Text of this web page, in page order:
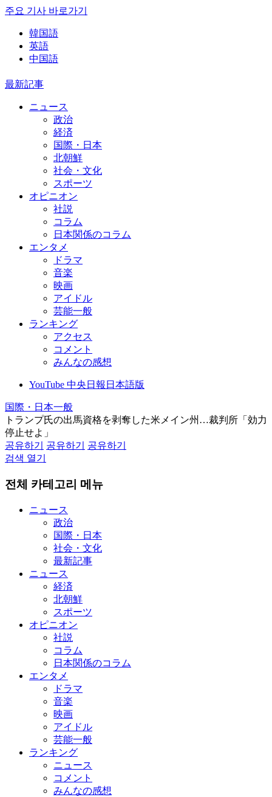
주요 기사 바로가기
韓国語
英語
中国語
最新記事
ニュース
政治
経済
国際・日本
北朝鮮
社会・文化
スポーツ
オピニオン
社説
コラム
日本関係のコラム
エンタメ
ドラマ
音楽
映画
アイドル
芸能一般
ランキング
アクセス
コメント
みんなの感想
YouTube 中央日報日本語版
国際・日本一般
トランプ氏の出馬資格を剥奪した米メイン州…裁判所「効力
停止せよ」
공유하기
공유하기
공유하기
검색 열기
전체 카테고리 메뉴
ニュース
政治
国際・日本
社会・文化
最新記事
ニュース
経済
北朝鮮
スポーツ
オピニオン
社説
コラム
日本関係のコラム
エンタメ
ドラマ
音楽
映画
アイドル
芸能一般
ランキング
ニュース
コメント
みんなの感想